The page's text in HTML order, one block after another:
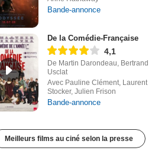
Bande-annonce
De la Comédie-Française
4,1
De Martin Darondeau, Bertrand
Usclat
Avec Pauline Clément, Laurent
Stocker, Julien Frison
Bande-annonce
Meilleurs films au ciné selon la presse